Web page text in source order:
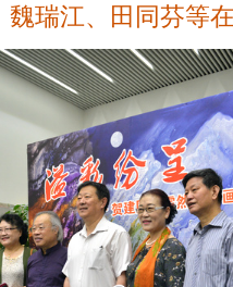
魏瑞江、田同芬等